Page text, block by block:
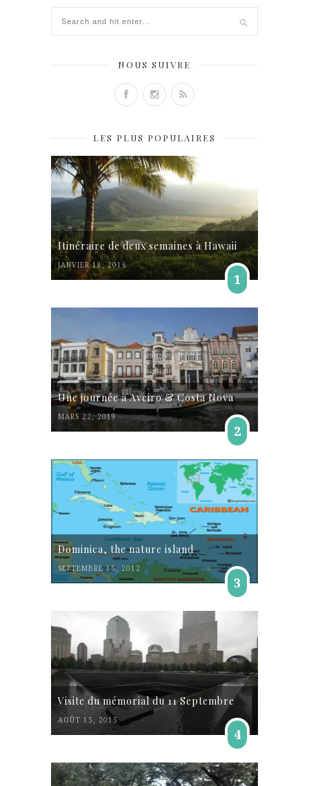
NOUS SUIVRE
LES PLUS POPULAIRES
Itinéraire de deux semaines à Hawaii
JANVIER 18, 2016
1
Une journée à Aveiro & Costa Nova
MARS 22, 2019
2
Dominica, the nature island
SEPTEMBRE 15, 2012
3
Visite du mémorial du 11 Septembre
AOÛT 15, 2015
4